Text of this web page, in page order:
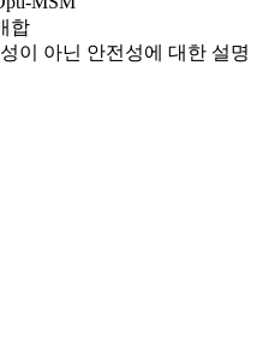
합
이 아닌 안전성에 대한 설명